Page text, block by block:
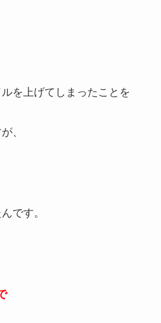
を上げてしまったことを
、
です。